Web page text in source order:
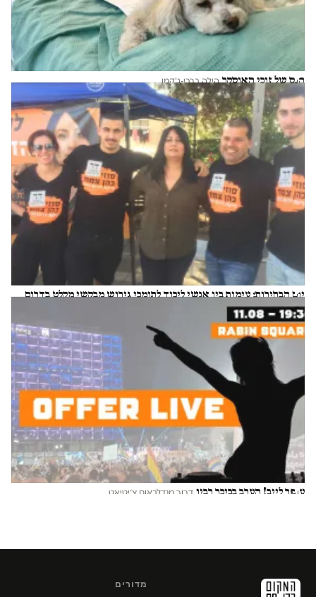
הנס של זוכי האוסקר הילה ברבי-ג'קמן
יום הבחירות: עימות בין אנשי ליכוד לתומכי גירוש מבקשי מקלט בדרום
ת"א ניצן פינקו
עופר לייב! הערב בכיכר רבין דרור מנדלבאום צ׳יטיאט
מדורים